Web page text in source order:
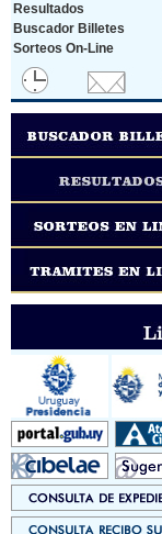
Resultados
Buscador Billetes
Sorteos On-Line